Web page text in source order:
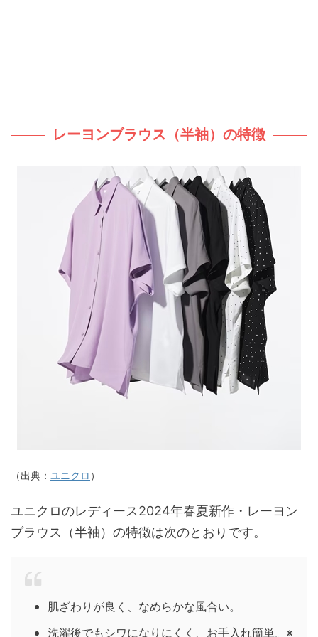
レーヨンブラウス（半袖）の特徴
（出典： ユニクロ ）
ユニクロのレディース2024年春夏新作・レーヨン
ブラウス（半袖）の特徴は次のとおりです。
肌ざわりが良く、なめらかな風合い。
洗濯後でもシワになりにくく、お手入れ簡単。※